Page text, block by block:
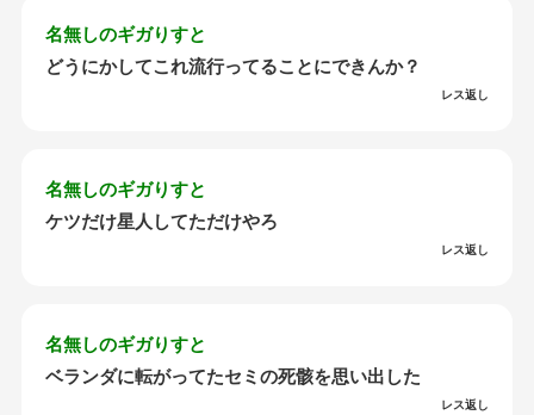
名無しのギガりすと
どうにかしてこれ流行ってることにできんか？
レス返し
名無しのギガりすと
ケツだけ星人してただけやろ
レス返し
名無しのギガりすと
ベランダに転がってたセミの死骸を思い出した
レス返し